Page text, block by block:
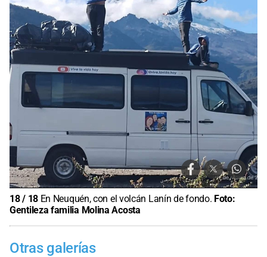
18/ 18 En Neuquén, con el volcán Lanín de fondo. Foto:
Gentileza familia Molina Acosta
Otras galerías